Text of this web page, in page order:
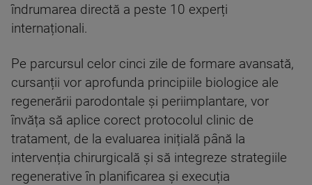
îndrumarea directă a peste 10 experți
internaționali.
Pe parcursul celor cinci zile de formare avansată,
cursanții vor aprofunda principiile biologice ale
regenerării parodontale și periimplantare, vor
învăța să aplice corect protocolul clinic de
tratament, de la evaluarea inițială până la
intervenția chirurgicală și să integreze strategiile
regenerative în planificarea și execuția